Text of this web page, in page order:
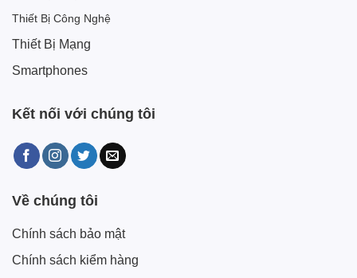
Thiết Bị Công Nghệ
Thiết Bị Mạng
Smartphones
Kết nối với chúng tôi
Về chúng tôi
Chính sách bảo mật
Chính sách kiểm hàng